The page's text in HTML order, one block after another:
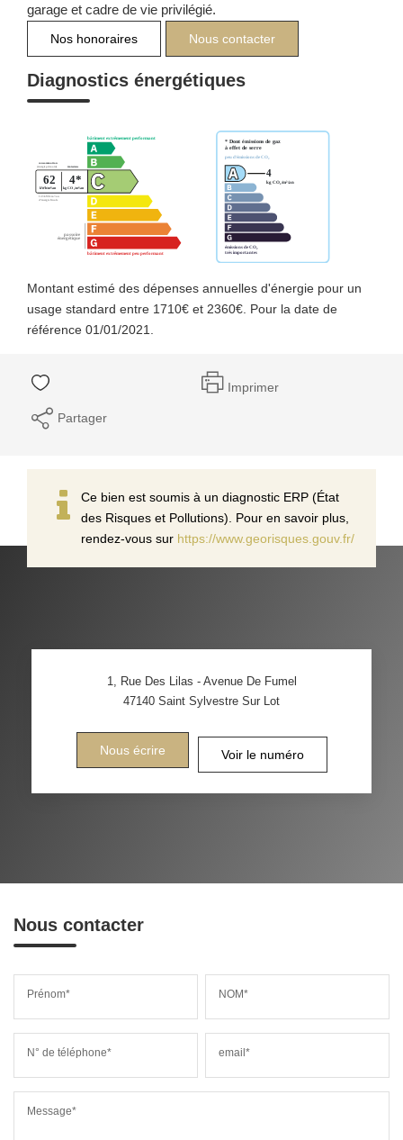
garage et cadre de vie privilégié.
Nos honoraires Nous contacter
Diagnostics énergétiques
Montant estimé des dépenses annuelles d'énergie pour un
usage standard entre 1710€ et 2360€. Pour la date de
référence 01/01/2021.
Imprimer
Partager
Ce bien est soumis à un diagnostic ERP (État
des Risques et Pollutions). Pour en savoir plus,
rendez-vous sur https://www.georisques.gouv.fr/
1, Rue Des Lilas - Avenue De Fumel
47140 Saint Sylvestre Sur Lot
Nous écrire Voir le numéro
Nous contacter
Prénom* NOM*
N° de téléphone* email*
Message*